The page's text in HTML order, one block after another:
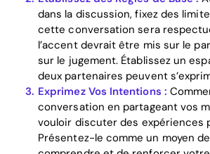
Home
dans la discussion, fixez des
cette conversation sera
l’accent devrait être mis sur le
sur le jugement. Établissez un
deux partenaires peuvent
Exprimez Vos Intentions :
conversation en partageant vos
vouloir discuter des expériences
Présentez-le comme un moyen